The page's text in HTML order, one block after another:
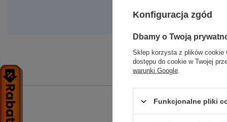
Konfiguracja zgód
Dbamy o Twoją
Sklep korzysta z plików cookie
dostępu do cookie w Twojej
warunki Google
Funkcjonalne pliki